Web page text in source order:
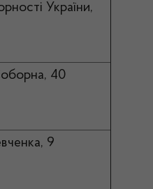
України,
40
9